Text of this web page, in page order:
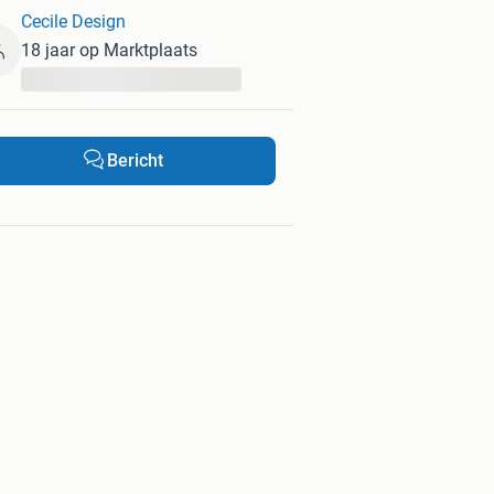
Cecile Design
18 jaar op Marktplaats
Bericht